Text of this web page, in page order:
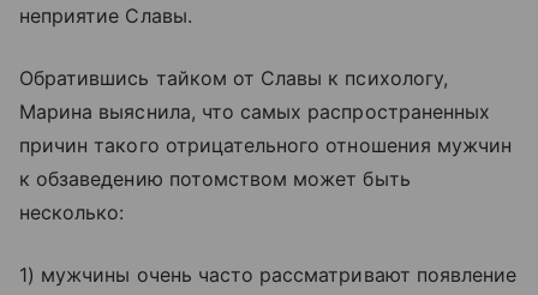
неприятие Славы.
Обратившись тайком от Славы к психологу,
Марина выяснила, что самых распространенных
причин такого отрицательного отношения мужчин
к обзаведению потомством может быть
несколько:
1) мужчины очень часто рассматривают появление